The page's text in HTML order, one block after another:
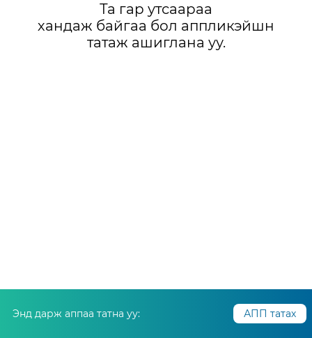
Та гар утсаараа
хандаж байгаа бол аппликэйшн
татаж ашиглана уу.
Энд дарж аппаа татна уу: АПП татах